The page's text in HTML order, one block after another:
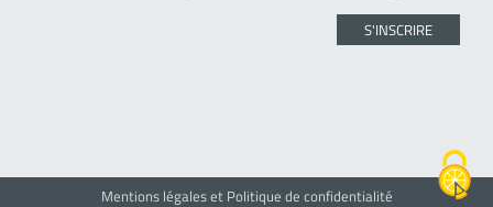
Mentions légales et Politique de confidentialité